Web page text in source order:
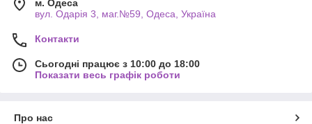
м. Одеса
вул. Одарiя 3, маг.№59, Одеса, Україна
Контакти
Сьогодні працює з 10:00 до 18:00
Показати весь графік роботи
Про нас